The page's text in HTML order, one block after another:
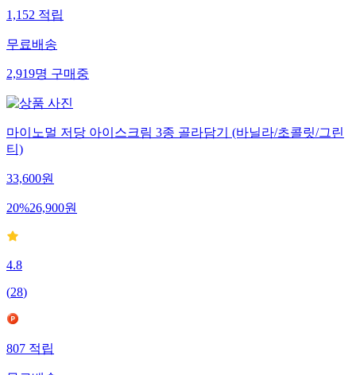
1,152적립
무료배송
2,919명구매중
마이노멀 저당 아이스크림 3종 골라담기 (바닐라/초콜릿/그린
티)
33,600원
20%26,900원
4.8
(28)
807적립